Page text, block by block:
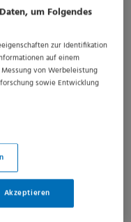
um Folgendes
zur Identifikation
auf einem
von Werbeleistung
sowie Entwicklung
Akzeptieren